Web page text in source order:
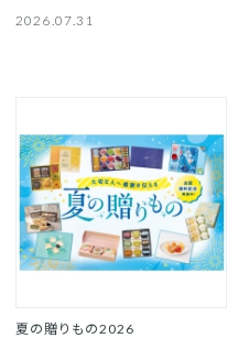
2026.07.31
夏の贈りもの2026